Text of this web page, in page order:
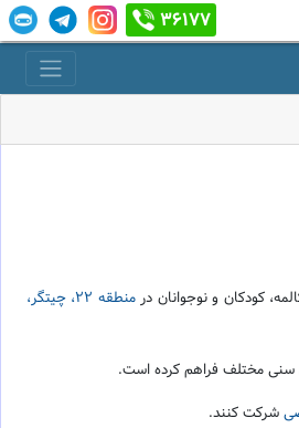
36177
منطقه 22، چیتگر،
سنی مختلف فراهم کرده است.
شرکت کنند.